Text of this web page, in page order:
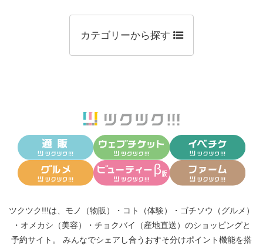
カテゴリーから探す
ツクツク!!!は、 モノ（物販） ・ コト（体験） ・ ゴチソウ（グルメ）
・ オメカシ（美容） ・ チョクバイ（産地直送） のショッピングと
予約サイト。
みんなでシェアし合う おすそ分けポイント機能を搭